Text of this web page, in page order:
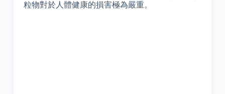
粒物對於人體健康的損害極為嚴重。